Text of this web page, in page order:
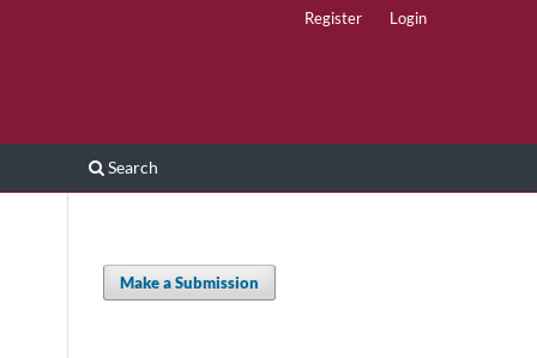
Search
Register Login
Make a Submission